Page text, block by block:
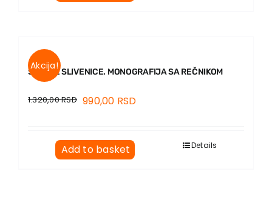
Akcija!
SRPSKE SLIVENICE. MONOGRAFIJA SA REČNIKOM
1.320,00RSD 990,00 RSD
Add to basket Details